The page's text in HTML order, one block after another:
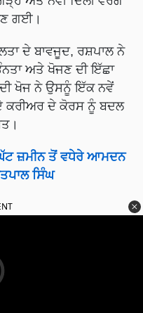
ਗਈ।
ਦੇ ਬਾਵਜੂਦ, ਰਸ਼ਪਾਲ ਨੇ
ਅਤੇ ਖੋਜਣ ਦੀ ਇੱਛਾ
ਖੋਜ ਨੇ ਉਸਨੂੰ ਇੱਕ ਨਵੇਂ
ਕਰੀਅਰ ਦੇ ਕੋਰਸ ਨੂੰ ਬਦਲ
ਜ਼ਮੀਨ ਤੋਂ ਵਧੇਰੇ ਆਮਦਨ
ਸਿੰਘ